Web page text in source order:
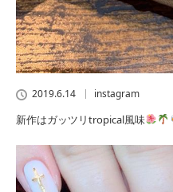
2019.6.14 instagram
新作はガッツリtropical風味